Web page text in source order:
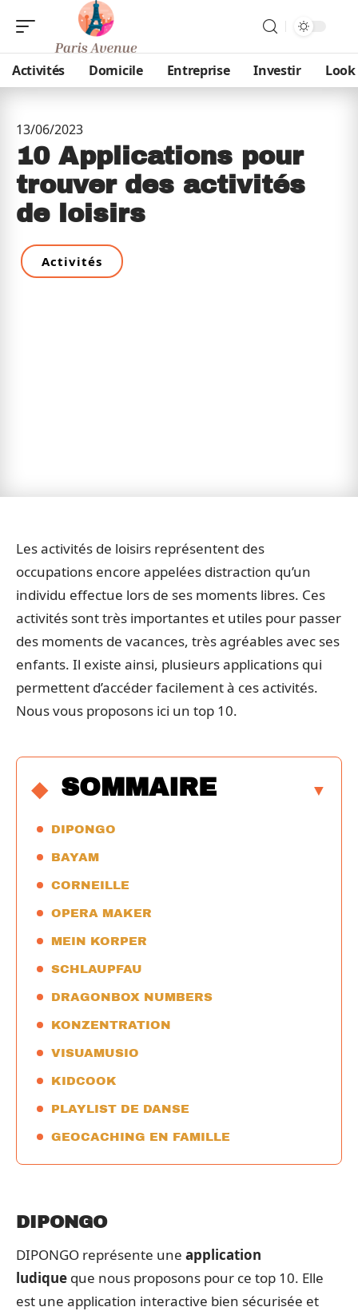
Activités Domicile Entreprise Investir Look
13/06/2023
10 Applications pour
trouver des activités
de loisirs
Activités
Les activités de loisirs représentent des
occupations encore appelées distraction qu’un
individu effectue lors de ses moments libres. Ces
activités sont très importantes et utiles pour passer
des moments de vacances, très agréables avec ses
enfants. Il existe ainsi, plusieurs applications qui
permettent d’accéder facilement à ces activités.
Nous vous proposons ici un top 10.
SOMMAIRE
DIPONGO
BAYAM
CORNEILLE
OPERA MAKER
MEIN KORPER
SCHLAUPFAU
DRAGONBOX NUMBERS
KONZENTRATION
VISUAMUSIO
KIDCOOK
PLAYLIST DE DANSE
GEOCACHING EN FAMILLE
DIPONGO
DIPONGO représente une application
ludique que nous proposons pour ce top 10. Elle
est une application interactive bien sécurisée et